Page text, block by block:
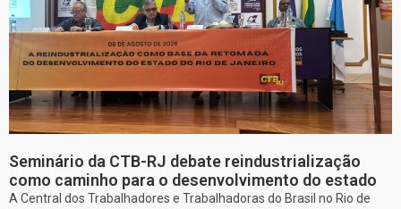
Seminário da CTB-RJ debate reindustrialização
como caminho para o desenvolvimento do estado
A Central dos Trabalhadores e Trabalhadoras do Brasil no Rio de